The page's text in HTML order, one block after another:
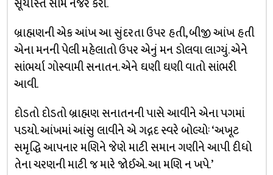
સૂર્યાસ્ત સામે નજર કરી.
બ્રાહ્મણની એક આંખ આ સુંદરતા ઉપર હતી, બીજી આંખ હતી
એના મનની પેલી મહેલાતો ઉપર એનું મન ડોલવા લાગ્યું. એને
સાંભર્યા ગોસ્વામી સનાતન. એને ઘણી ઘણી વાતો સાંભરી
આવી.
દોડતો દોડતો બ્રાહ્મણ સનાતનની પાસે આવીને એના પગમાં
પડયો. આંખમાં આંસુ લાવીને એ ગદ્ગદ સ્વરે બોલ્યોઃ ‘અખૂટ
સમૃદ્ધિ આપનાર મણિને જેણે માટી સમાન ગણીને આપી દીધો
તેના ચરણની માટી જ મારે જોઈએ. આ મણિ ન ખપે.’